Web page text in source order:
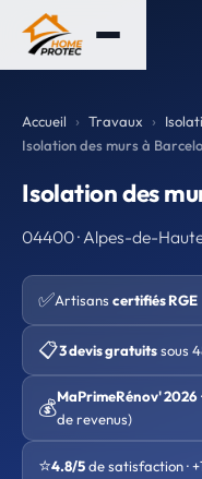
Accueil Travaux
Isolation des murs à
Isolation des
04400 · Alpes-de-
✅Artisans certifiés RGE
📋3 devis gratuitssous
💰MaPrimeRénov' 2026
de revenus)
⭐4.8/5de satisfaction ·